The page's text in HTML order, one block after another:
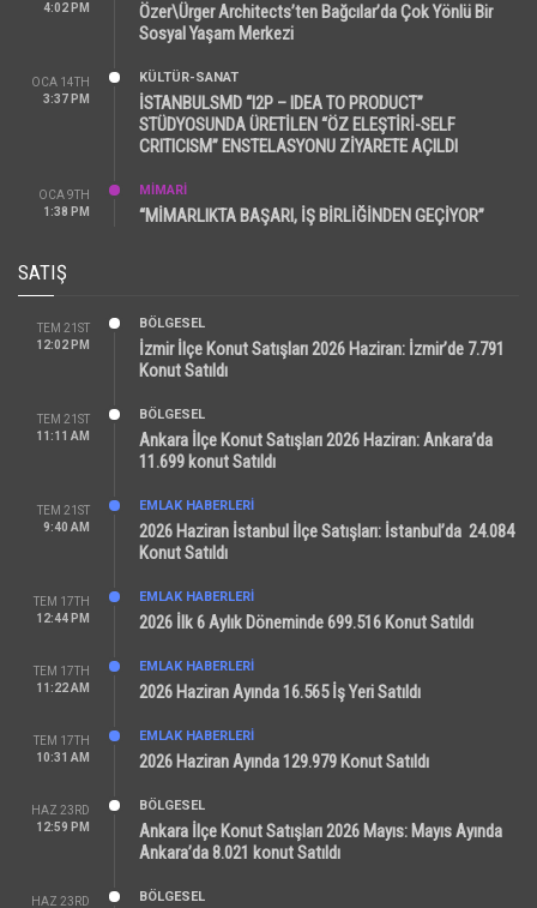
4:02 PM
Özer\Ürger Architects’ten Bağcılar’da Çok Yönlü Bir
Sosyal Yaşam Merkezi
OCA 14TH
3:37 PM
KÜLTÜR-SANAT
İSTANBULSMD “I2P – IDEA TO PRODUCT”
STÜDYOSUNDA ÜRETİLEN “ÖZ ELEŞTİRİ-SELF
CRITICISM” ENSTELASYONU ZİYARETE AÇILDI
OCA 9TH
1:38 PM
MİMARİ
“MİMARLIKTA BAŞARI, İŞ BİRLİĞİNDEN GEÇİYOR”
SATIŞ
TEM 21ST
12:02 PM
BÖLGESEL
İzmir İlçe Konut Satışları 2026 Haziran: İzmir’de 7.791
Konut Satıldı
TEM 21ST
11:11 AM
BÖLGESEL
Ankara İlçe Konut Satışları 2026 Haziran: Ankara’da
11.699 konut Satıldı
TEM 21ST
9:40 AM
EMLAK HABERLERI
2026 Haziran İstanbul İlçe Satışları: İstanbul’da 24.084
Konut Satıldı
TEM 17TH
12:44 PM
EMLAK HABERLERI
2026 İlk 6 Aylık Döneminde 699.516 Konut Satıldı
TEM 17TH
11:22 AM
EMLAK HABERLERI
2026 Haziran Ayında 16.565 İş Yeri Satıldı
TEM 17TH
10:31 AM
EMLAK HABERLERI
2026 Haziran Ayında 129.979 Konut Satıldı
HAZ 23RD
12:59 PM
BÖLGESEL
Ankara İlçe Konut Satışları 2026 Mayıs: Mayıs Ayında
Ankara’da 8.021 konut Satıldı
HAZ 23RD BÖLGESEL